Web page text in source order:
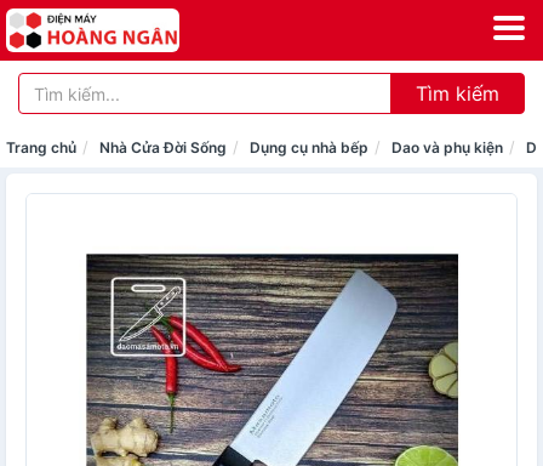
Tìm kiếm
Trang chủ Nhà Cửa Đời Sống Dụng cụ nhà bếp Dao và phụ kiện